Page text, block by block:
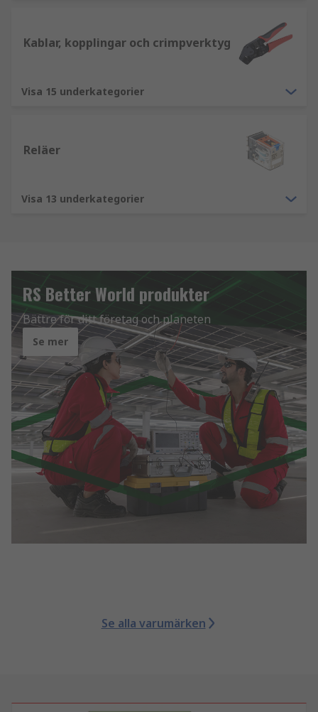
Kablar, kopplingar och crimpverktyg
Visa 15 underkategorier
Reläer
Visa 13 underkategorier
RS Better World produkter
Bättre för ditt företag och planeten
Se mer
Se alla varumärken